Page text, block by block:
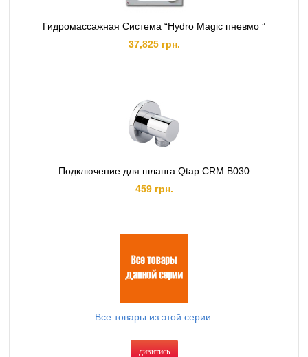
Гидромассажная Система “Hydro Magic пневмо ”
37,825 грн.
Подключение для шланга Qtap CRM B030
459 грн.
Все товары из этой серии:
дивитись